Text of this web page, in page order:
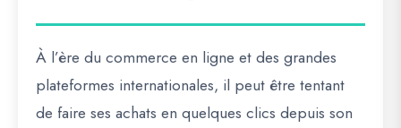
À l’ère du commerce en ligne et des grandes
plateformes internationales, il peut être tentant
de faire ses achats en quelques clics depuis son